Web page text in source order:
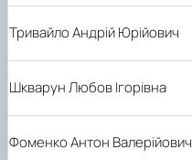
Тривайло Андрій Юрійович
Шкварун Любов Ігорівна
Фоменко Антон Валерійович